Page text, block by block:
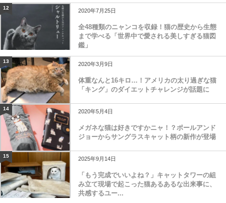
12 2020年7月25日
全48種類のニャンコを収録！猫の歴史から生態
まで学べる「世界中で愛される美しすぎる猫図
鑑」
13 2020年3月9日
体重なんと16キロ…！アメリカの太り過ぎな猫
「キング」のダイエットチャレンジが話題に
14 2020年5月4日
メガネな猫は好きですかニャ！？ポールアンド
ジョーからサングラスキャット柄の新作が登場
15 2025年9月14日
「もう完成でいいよね？」キャットタワーの組
み立て現場で起こった猫あるあるな出来事に、
共感するユー...